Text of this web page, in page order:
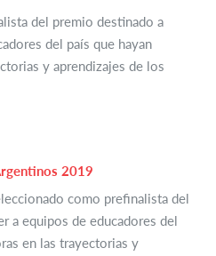
del premio destinado a
del país que hayan
y aprendizajes de los
2019
como prefinalista del
a equipos de educadores del
en las trayectorias y